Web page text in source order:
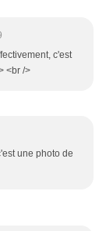
c'est
<br />
une photo de